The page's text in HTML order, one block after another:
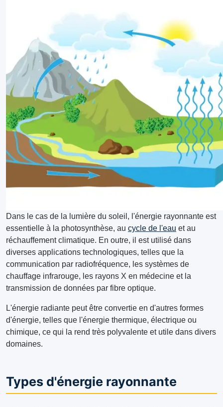
Dans le cas de la lumière du soleil, l'énergie rayonnante est
essentielle à la photosynthèse, au cycle de l'eau et au
réchauffement climatique. En outre, il est utilisé dans
diverses applications technologiques, telles que la
communication par radiofréquence, les systèmes de
chauffage infrarouge, les rayons X en médecine et la
transmission de données par fibre optique.
L'énergie radiante peut être convertie en d'autres formes
d'énergie, telles que l'énergie thermique, électrique ou
chimique, ce qui la rend très polyvalente et utile dans divers
domaines.
Types d'énergie rayonnante